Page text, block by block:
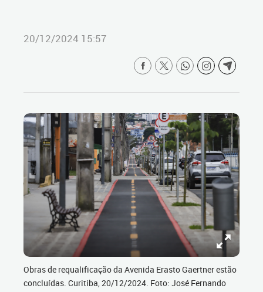
20/12/2024 15:57
Obras de requalificação da Avenida Erasto Gaertner estão
concluídas. Curitiba, 20/12/2024. Foto: José Fernando